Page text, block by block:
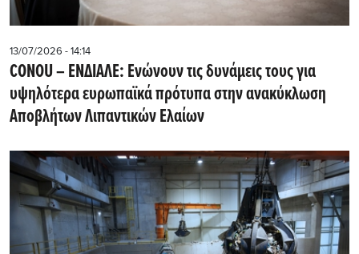
13/07/2026 - 14:14
CONOU – ΕΝΔΙΑΛΕ: Ενώνουν τις δυνάμεις τους για
υψηλότερα ευρωπαϊκά πρότυπα στην ανακύκλωση
Αποβλήτων Λιπαντικών Ελαίων